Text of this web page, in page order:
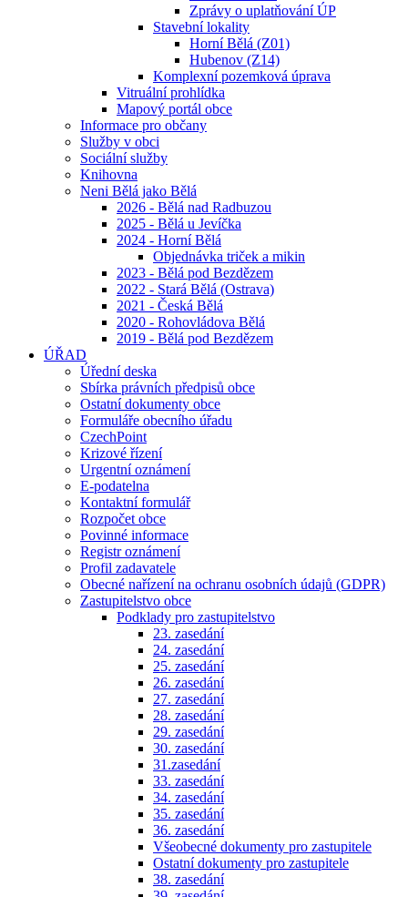
Zprávy o uplatňování ÚP
Stavební lokality
Horní Bělá (Z01)
Hubenov (Z14)
Komplexní pozemková úprava
Vitruální prohlídka
Mapový portál obce
Informace pro občany
Služby v obci
Sociální služby
Knihovna
Neni Bělá jako Bělá
2026 - Bělá nad Radbuzou
2025 - Bělá u Jevíčka
2024 - Horní Bělá
Objednávka triček a mikin
2023 - Bělá pod Bezdězem
2022 - Stará Bělá (Ostrava)
2021 - Česká Bělá
2020 - Rohovládova Bělá
2019 - Bělá pod Bezdězem
ÚŘAD
Úřední deska
Sbírka právních předpisů obce
Ostatní dokumenty obce
Formuláře obecního úřadu
CzechPoint
Krizové řízení
Urgentní oznámení
E-podatelna
Kontaktní formulář
Rozpočet obce
Povinné informace
Registr oznámení
Profil zadavatele
Obecné nařízení na ochranu osobních údajů (GDPR)
Zastupitelstvo obce
Podklady pro zastupitelstvo
23. zasedání
24. zasedání
25. zasedání
26. zasedání
27. zasedání
28. zasedání
29. zasedání
30. zasedání
31.zasedání
33. zasedání
34. zasedání
35. zasedání
36. zasedání
Všeobecné dokumenty pro zastupitele
Ostatní dokumenty pro zastupitele
38. zasedání